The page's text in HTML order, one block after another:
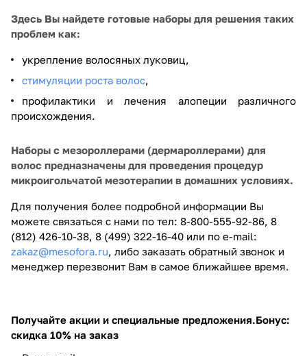
Здесь Вы найдете готовые наборы для решения таких
проблем как:
укрепление волосяных луковиц,
стимуляции роста волос,
профилактики и лечения алопеции различного
происхождения.
Наборы с мезороллерами (дермароллерами) для
волос предназначены для проведения процедур
микроигольчатой мезотерапии в домашних условиях.
Для получения более подробной информации Вы
можете связаться с нами по тел: 8-800-555-92-86, 8
(812) 426-10-38, 8 (499) 322-16-40 или по e-mail:
zakaz@mesofora.ru, либо заказать обратный звонок и
менеджер перезвонит Вам в самое ближайшее время.
Получайте акции и специальные предложения.Бонус:
скидка 10% на заказ